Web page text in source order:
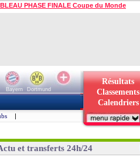
PHASE FINALE Coupe du Monde
Bayern
Dortmund
Résultats
Classements
Calendriers
|
et transferts 24h/24